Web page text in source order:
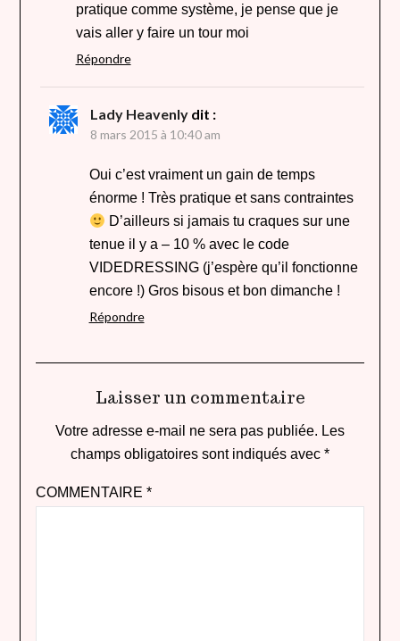
pratique comme système, je pense que je
vais aller y faire un tour moi
Répondre
Lady Heavenly dit :
8 mars 2015 à 10:40 am
Oui c’est vraiment un gain de temps
énorme ! Très pratique et sans contraintes
D’ailleurs si jamais tu craques sur une
tenue il y a – 10 % avec le code
VIDEDRESSING (j’espère qu’il fonctionne
encore !) Gros bisous et bon dimanche !
Répondre
Laisser un commentaire
Votre adresse e-mail ne sera pas publiée. Les
champs obligatoires sont indiqués avec *
COMMENTAIRE *